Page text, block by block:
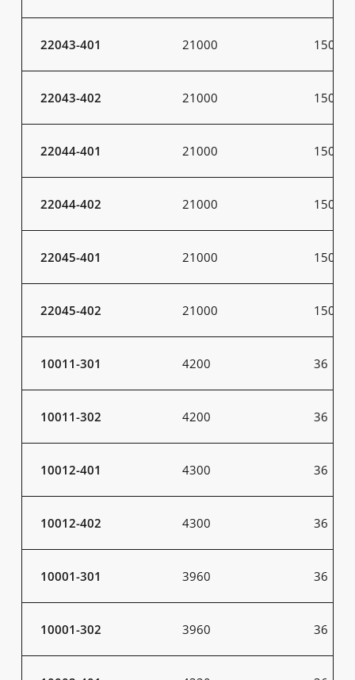
22043-401 21000 150
22043-402 21000 150
22044-401 21000 150
22044-402 21000 150
22045-401 21000 150
22045-402 21000 150
10011-301 4200 36
10011-302 4200 36
10012-401 4300 36
10012-402 4300 36
10001-301 3960 36
10001-302 3960 36